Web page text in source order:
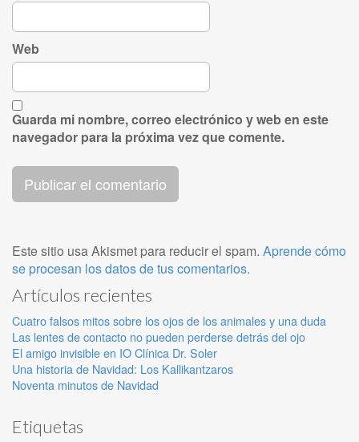
Web
Guarda mi nombre, correo electrónico y web en este
navegador para la próxima vez que comente.
Este sitio usa Akismet para reducir el spam. Aprende cómo
se procesan los datos de tus comentarios.
Artículos recientes
Cuatro falsos mitos sobre los ojos de los animales y una duda
Las lentes de contacto no pueden perderse detrás del ojo
El amigo invisible en IO Clínica Dr. Soler
Una historia de Navidad: Los Kallikantzaros
Noventa minutos de Navidad
Etiquetas